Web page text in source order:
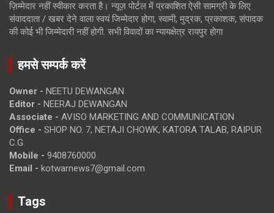
ज़िम्मेदार नहीं स्वीकार करता है। न्यूज़ पोर्टल में प्रकाशित ऐसी सामग्री के लिए
संवाददाता / खबर देने वाला स्वयं जिम्मेदार होगा, स्वामी, मुद्रक, प्रकाशक, संपादक
की कोई भी जिम्मेदारी नहीं होगी. सभी विवादों का न्यायक्षेत्र रायपुर होगा
हमसे सम्पर्क करें
Owner - NEETU DEWANGAN
Editor - NEERAJ DEWANGAN
Associate - AVISO MARKETING AND COMMUNICATION
Office - SHOP NO. 7, NETAJI CHOWK, KATORA TALAB, RAIPUR
C.G.
Mobile - 9408760000
Email - kotwarnews7@gmail.com
Tags